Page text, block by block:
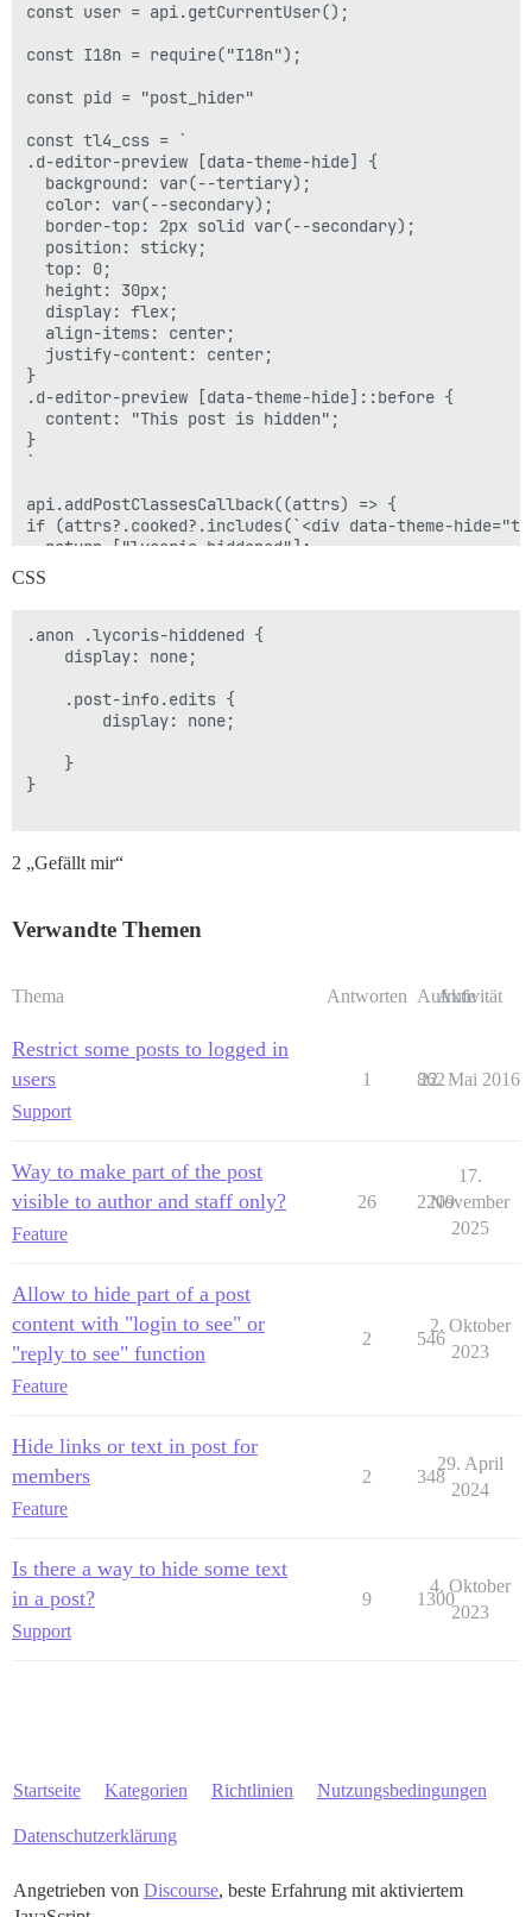
const user = api.getCurrentUser();
const I18n = require("I18n");
const pid = "post_hider"
const tl4_css = `
.d-editor-preview [data-theme-hide] {
  background: var(--tertiary);
  color: var(--secondary);
  border-top: 2px solid var(--secondary);
  position: sticky;
  top: 0;
  height: 30px;
  display: flex;
  align-items: center;
  justify-content: center;
}
.d-editor-preview [data-theme-hide]::before {
  content: "This post is hidden";
}
`
api.addPostClassesCallback((attrs) => {
if (attrs?.cooked?.includes(`<div data-theme-
  return ["lycoris-hiddened"];
} else {
  return [];
});
    api.decorateCookedElement((el, helper) => {
        function hide_post() {
                try {
document.querySelector(`[data-
                }
if (el?.querySelector(`[data-theme-
        }
        id: pid,
        afterAdopt: true,
        onlyStream: true,
    });
} else if (user?.trust_level == 4) {
    s.innerHTML = tl4_css;
    document.body.appendChild(s);
    api.decorateCookedElement((el, helper) => {
if (el?.querySelector(`[data-theme-
    }, {
        id: pid,
        afterAdopt: true,
        onlyStream: true,
    });
    }
    api.modifyClass("controller:composer", {
            insertHide() {
             this.get("toolbarEvent").applySurround(
                `<div data-theme-hide="true">`,
                `</div>\n`,
        return {
            icon: "far-eye-slash",
            label: "composer.make_hide",
    });
CSS
.anon .lycoris-hiddened {
    display: none;
    .post-info.edits {
        display: none;
    }
}
2 „Gefällt mir“
Verwandte Themen
Thema Antworten Aufrufe
Aktivität
Restrict some posts to logged in
users
Support
1 862
22. Mai 2016
Way to make part of the post
visible to author and staff only?
Feature
26 2209
17.
November
2025
Allow to hide part of a post
content with "login to see" or
"reply to see" function
Feature
2 546
2. Oktober
2023
Hide links or text in post for
members
Feature
2 348
29. April
2024
Is there a way to hide some text
in a post?
Support
9 1300
4. Oktober
2023
Startseite Kategorien Richtlinien Nutzungsbedingungen
Datenschutzerklärung
Angetrieben von Discourse, beste Erfahrung mit aktiviertem